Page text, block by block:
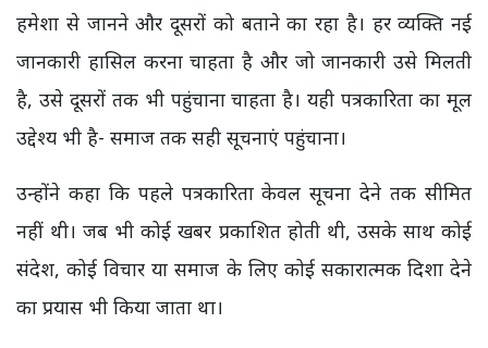
हमेशा से जानने और दूसरों को बताने का रहा है। हर व्यक्ति नई
जानकारी हासिल करना चाहता है और जो जानकारी उसे मिलती
है, उसे दूसरों तक भी पहुंचाना चाहता है। यही पत्रकारिता का मूल
उद्देश्य भी है- समाज तक सही सूचनाएं पहुंचाना।
उन्होंने कहा कि पहले पत्रकारिता केवल सूचना देने तक सीमित
नहीं थी। जब भी कोई खबर प्रकाशित होती थी, उसके साथ कोई
संदेश, कोई विचार या समाज के लिए कोई सकारात्मक दिशा देने
का प्रयास भी किया जाता था।